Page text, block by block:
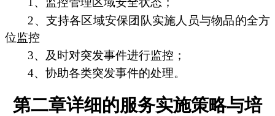
2、支持各区域安保团队实施人员与物品的全方
位监控
3、及时对突发事件进行监控；
4、协助各类突发事件的处理。
第二章详细的服务实施策略与培